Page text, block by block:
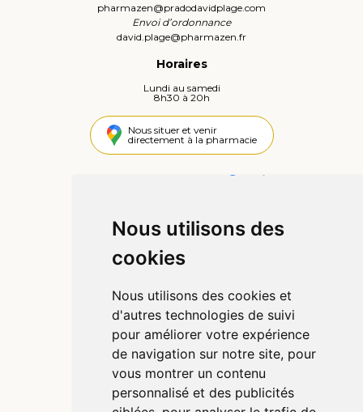
Nous utilisons des
cookies
Nous utilisons des cookies et
d'autres technologies de suivi
pour améliorer votre expérience
de navigation sur notre site, pour
vous montrer un contenu
personnalisé et des publicités
pharmazen@pradodavidplage.com
Envoi d’ordonnance
david.plage@pharmazen.fr
Horaires
Lundi au samedi
8h30 à 20h
Nous situer et venir
directement à la pharmacie
Informations
Qui sommes-nous ?
Déclarer un effet indésirable
Mentions légales
CGV
Données personnelles
Cookies
Préférences Cookies